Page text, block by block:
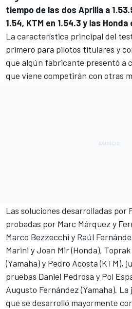
tiempo de las dos Aprilia a
1.54, KTM en 1.54.3 y las Honda
La característica principal del
primero para pilotos titulares y
que algún fabricante presentó a
que viene competirán con otras
Las soluciones desarrolladas por
probadas por Marc Márquez y
Marco Bezzecchi y Raúl
Marini yJoan Mir(Honda),
(Yamaha) y Pedro Acosta(KTM),
pruebas Daniel Pedrosa y Pol
Augusto Fernández(Yamaha).
que se desarrolló mayormente